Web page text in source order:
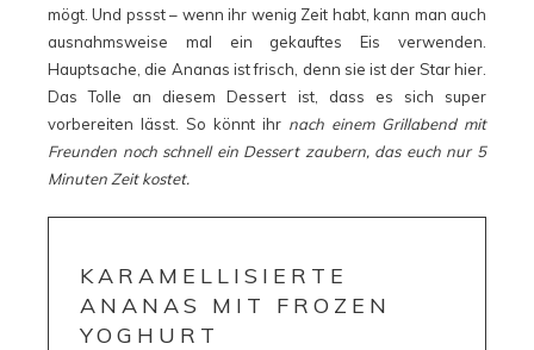
mögt. Und pssst – wenn ihr wenig Zeit habt, kann man auch
ausnahmsweise mal ein gekauftes Eis verwenden.
Hauptsache, die Ananas ist frisch, denn sie ist der Star hier.
Das Tolle an diesem Dessert ist, dass es sich super
vorbereiten lässt. So könnt ihr nach einem Grillabend mit
Freunden noch schnell ein Dessert zaubern, das euch nur 5
Minuten Zeit kostet.
KARAMELLISIERTE
ANANAS MIT FROZEN
YOGHURT